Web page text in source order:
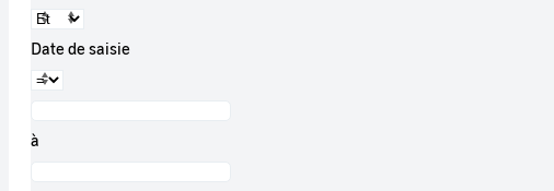
Date de saisie
à